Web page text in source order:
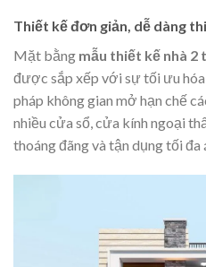
Thiết kế đơn giản, dễ dàng
Mặt bằng mẫu thiết kế nhà 2
được sắp xếp với sự tối ưu
pháp không gian mở hạn chế
nhiều cửa sổ, cửa kính ngoại
thoáng đãng và tận dụng tối đa